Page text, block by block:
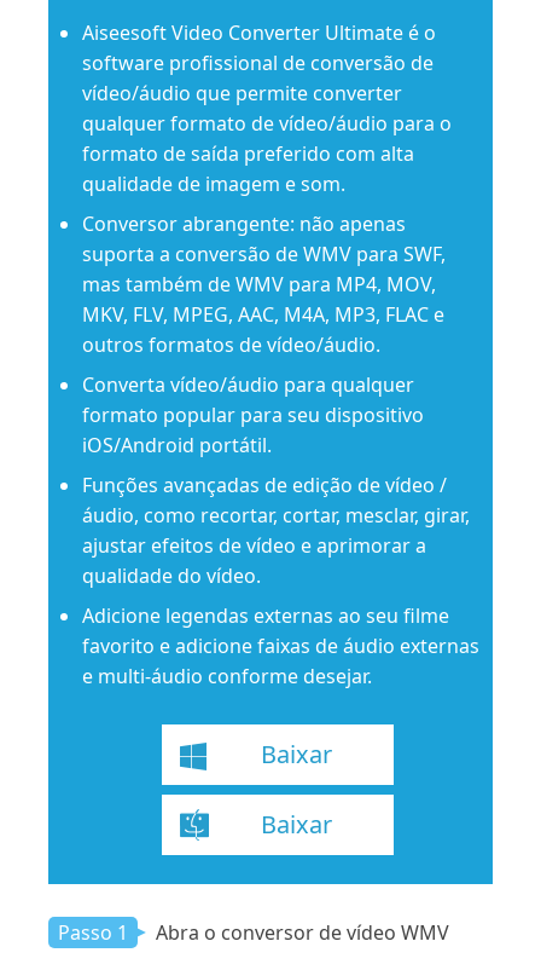
Aiseesoft Video Converter Ultimate é o
software profissional de conversão de
vídeo/áudio que permite converter
qualquer formato de vídeo/áudio para o
formato de saída preferido com alta
qualidade de imagem e som.
Conversor abrangente: não apenas
suporta a conversão de WMV para SWF,
mas também de WMV para MP4, MOV,
MKV, FLV, MPEG, AAC, M4A, MP3, FLAC e
outros formatos de vídeo/áudio.
Converta vídeo/áudio para qualquer
formato popular para seu dispositivo
iOS/Android portátil.
Funções avançadas de edição de vídeo /
áudio, como recortar, cortar, mesclar, girar,
ajustar efeitos de vídeo e aprimorar a
qualidade do vídeo.
Adicione legendas externas ao seu filme
favorito e adicione faixas de áudio externas
e multi-áudio conforme desejar.
Baixar
Baixar
Passo 1 Abra o conversor de vídeo WMV